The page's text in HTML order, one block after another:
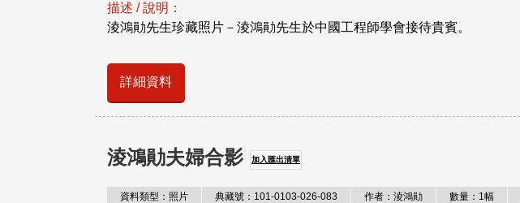
描述 / 說明：
淩鴻勛先生珍藏照片－淩鴻勛先生於中國工程師學會接待貴賓。
詳細資料
淩鴻勛夫婦合影 加入匯出清單
資料類型：照片 典藏號：101-0103-026-083 作者：淩鴻勛 數量：1幅